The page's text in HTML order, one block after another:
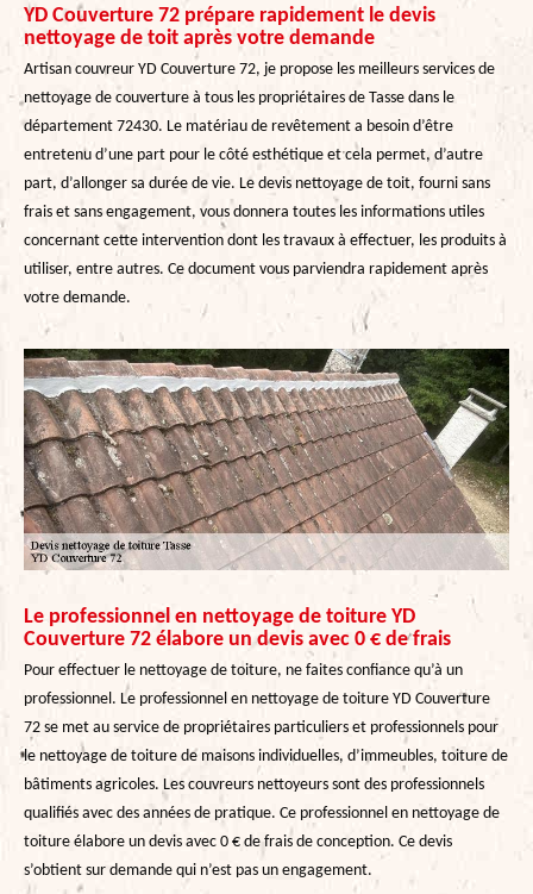
YD Couverture 72 prépare rapidement le devis
nettoyage de toit après votre demande
Artisan couvreur YD Couverture 72, je propose les meilleurs services de
nettoyage de couverture à tous les propriétaires de Tasse dans le
département 72430. Le matériau de revêtement a besoin d’être
entretenu d’une part pour le côté esthétique et cela permet, d’autre
part, d’allonger sa durée de vie. Le devis nettoyage de toit, fourni sans
frais et sans engagement, vous donnera toutes les informations utiles
concernant cette intervention dont les travaux à effectuer, les produits à
utiliser, entre autres. Ce document vous parviendra rapidement après
votre demande.
Le professionnel en nettoyage de toiture YD
Couverture 72 élabore un devis avec 0 € de frais
Pour effectuer le nettoyage de toiture, ne faites confiance qu’à un
professionnel. Le professionnel en nettoyage de toiture YD Couverture
72 se met au service de propriétaires particuliers et professionnels pour
le nettoyage de toiture de maisons individuelles, d’immeubles, toiture de
bâtiments agricoles. Les couvreurs nettoyeurs sont des professionnels
qualifiés avec des années de pratique. Ce professionnel en nettoyage de
toiture élabore un devis avec 0 € de frais de conception. Ce devis
s’obtient sur demande qui n’est pas un engagement.